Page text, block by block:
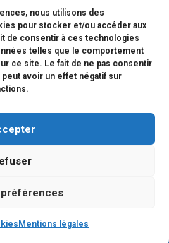
nous utilisons des
pour stocker et/ou accéder aux
de consentir à ces technologies
telles que le comportement
ce site. Le fait de ne pas consentir
avoir un effet négatif sur
Mentions légales
GESTIONNAIRE